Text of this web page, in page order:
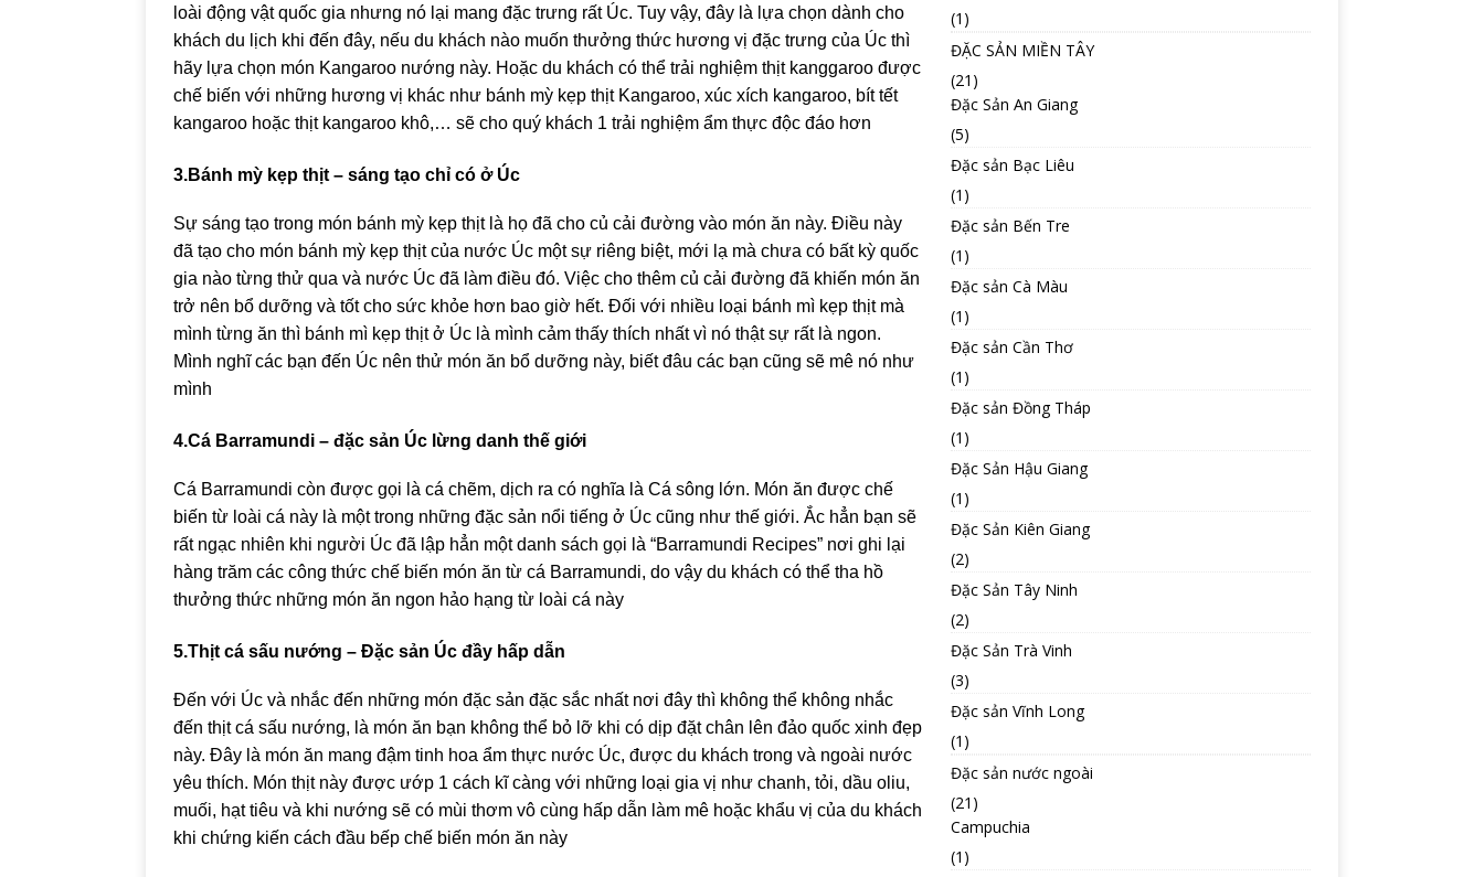
loài động vật quốc gia nhưng nó lại mang đặc trưng rất Úc. Tuy vậy, đây là lựa chọn dành cho
khách du lịch khi đến đây, nếu du khách nào muốn thưởng thức hương vị đặc trưng của Úc thì
hãy lựa chọn món Kangaroo nướng này. Hoặc du khách có thể trải nghiệm thịt kanggaroo được
chế biến với những hương vị khác như bánh mỳ kẹp thịt Kangaroo, xúc xích kangaroo, bít tết
kangaroo hoặc thịt kangaroo khô,… sẽ cho quý khách 1 trải nghiệm ẩm thực độc đáo hơn
3.Bánh mỳ kẹp thịt – sáng tạo chỉ có ở Úc
Sự sáng tạo trong món bánh mỳ kẹp thịt là họ đã cho củ cải đường vào món ăn này. Điều này
đã tạo cho món bánh mỳ kẹp thịt của nước Úc một sự riêng biệt, mới lạ mà chưa có bất kỳ quốc
gia nào từng thử qua và nước Úc đã làm điều đó. Việc cho thêm củ cải đường đã khiến món ăn
trở nên bổ dưỡng và tốt cho sức khỏe hơn bao giờ hết. Đối với nhiều loại bánh mì kẹp thịt mà
mình từng ăn thì bánh mì kẹp thịt ở Úc là mình cảm thấy thích nhất vì nó thật sự rất là ngon.
Mình nghĩ các bạn đến Úc nên thử món ăn bổ dưỡng này, biết đâu các bạn cũng sẽ mê nó như
mình
4.Cá Barramundi – đặc sản Úc lừng danh thế giới
Cá Barramundi còn được gọi là cá chẽm, dịch ra có nghĩa là Cá sông lớn. Món ăn được chế
biến từ loài cá này là một trong những đặc sản nổi tiếng ở Úc cũng như thế giới. Ắc hẳn bạn sẽ
rất ngạc nhiên khi người Úc đã lập hẳn một danh sách gọi là “Barramundi Recipes” nơi ghi lại
hàng trăm các công thức chế biến món ăn từ cá Barramundi, do vậy du khách có thể tha hồ
thưởng thức những món ăn ngon hảo hạng từ loài cá này
5.Thịt cá sấu nướng – Đặc sản Úc đầy hấp dẫn
Đến với Úc và nhắc đến những món đặc sản đặc sắc nhất nơi đây thì không thể không nhắc
đến thịt cá sấu nướng, là món ăn bạn không thể bỏ lỡ khi có dịp đặt chân lên đảo quốc xinh đẹp
này. Đây là món ăn mang đậm tinh hoa ẩm thực nước Úc, được du khách trong và ngoài nước
yêu thích. Món thịt này được ướp 1 cách kĩ càng với những loại gia vị như chanh, tỏi, dầu oliu,
muối, hạt tiêu và khi nướng sẽ có mùi thơm vô cùng hấp dẫn làm mê hoặc khẩu vị của du khách
khi chứng kiến cách đầu bếp chế biến món ăn này
(1)
ĐẶC SẢN MIỀN TÂY
(21)
Đặc Sản An Giang
(5)
Đặc sản Bạc Liêu
(1)
Đặc sản Bến Tre
(1)
Đặc sản Cà Màu
(1)
Đặc sản Cần Thơ
(1)
Đặc sản Đồng Tháp
(1)
Đặc Sản Hậu Giang
(1)
Đặc Sản Kiên Giang
(2)
Đặc Sản Tây Ninh
(2)
Đặc Sản Trà Vinh
(3)
Đặc sản Vĩnh Long
(1)
Đặc sản nước ngoài
(21)
Campuchia
(1)